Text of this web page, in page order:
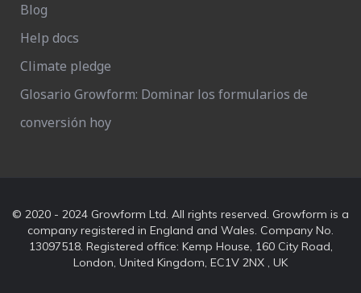
Blog
Help docs
Climate pledge
Glosario Growform: Dominar los formularios de
conversión hoy
© 2020 - 2024 Growform Ltd. All rights reserved. Growform is a
company registered in England and Wales. Company No.
13097518. Registered office: Kemp House, 160 City Road,
London, United Kingdom, EC1V 2NX , UK